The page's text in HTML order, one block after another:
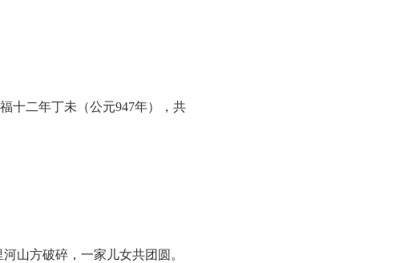
十二年丁未（公元947年），共
山方破碎，一家儿女共团圆。